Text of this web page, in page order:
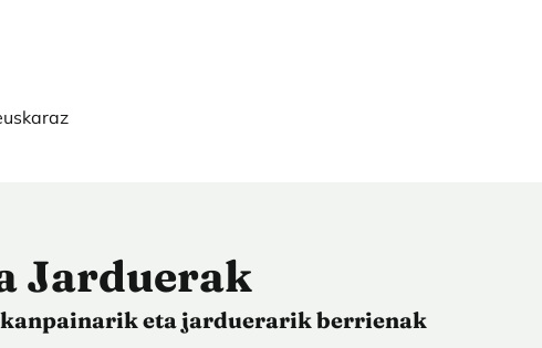
Jarduerak
eta jarduerarik berrienak